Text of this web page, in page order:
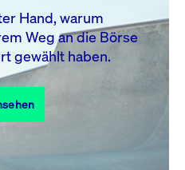
14
21 22
23
28
Events
Hand, warum
Weg an die Börse
gewählt haben.